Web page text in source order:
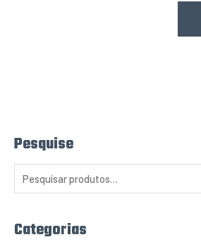
Pesquise
P
e
p
Categorias